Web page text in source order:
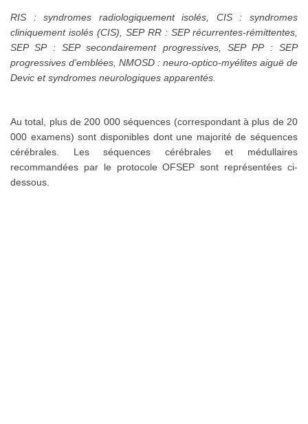
RIS : syndromes radiologiquement isolés, CIS : syndromes
cliniquement isolés (CIS), SEP RR : SEP récurrentes-rémittentes,
SEP SP : SEP secondairement progressives, SEP PP : SEP
progressives d’emblées, NMOSD : neuro-optico-myélites aiguë de
Devic et syndromes neurologiques apparentés.
Au total, plus de 200 000 séquences (correspondant à plus de 20
000 examens) sont disponibles dont une majorité de séquences
cérébrales. Les séquences cérébrales et médullaires
recommandées par le protocole OFSEP sont représentées ci-
dessous.